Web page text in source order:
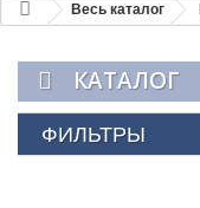
Весь каталог
КАТАЛОГ
ФИЛЬТРЫ